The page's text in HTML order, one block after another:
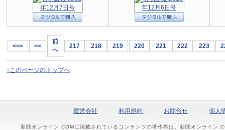
<<< <<
前
へ
217 218 219 220 221 222 223
↑このページのトップへ
運営会社 利用規約 お問合せ 個人
新聞オンライン.COMに掲載されているコンテンツの著作権は、新聞オンライン